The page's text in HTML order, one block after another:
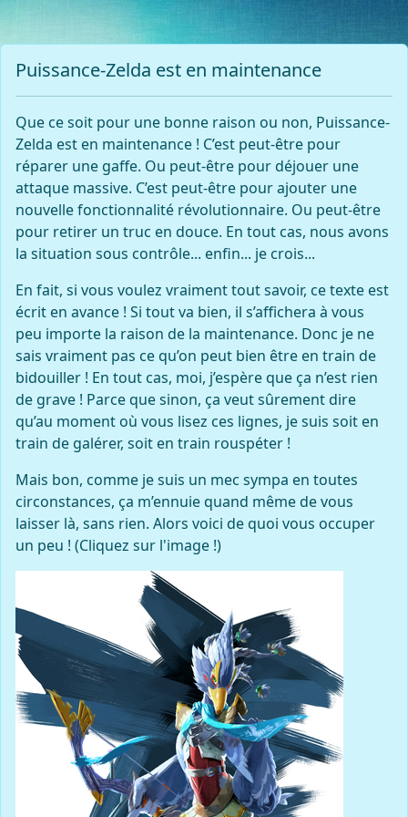
Puissance-Zelda est en maintenance
Que ce soit pour une bonne raison ou non, Puissance-
Zelda est en maintenance ! C’est peut-être pour
réparer une gaffe. Ou peut-être pour déjouer une
attaque massive. C’est peut-être pour ajouter une
nouvelle fonctionnalité révolutionnaire. Ou peut-être
pour retirer un truc en douce. En tout cas, nous avons
la situation sous contrôle... enfin... je crois...
En fait, si vous voulez vraiment tout savoir, ce texte est
écrit en avance ! Si tout va bien, il s’affichera à vous
peu importe la raison de la maintenance. Donc je ne
sais vraiment pas ce qu’on peut bien être en train de
bidouiller ! En tout cas, moi, j’espère que ça n’est rien
de grave ! Parce que sinon, ça veut sûrement dire
qu’au moment où vous lisez ces lignes, je suis soit en
train de galérer, soit en train rouspéter !
Mais bon, comme je suis un mec sympa en toutes
circonstances, ça m’ennuie quand même de vous
laisser là, sans rien. Alors voici de quoi vous occuper
un peu ! (Cliquez sur l'image !)